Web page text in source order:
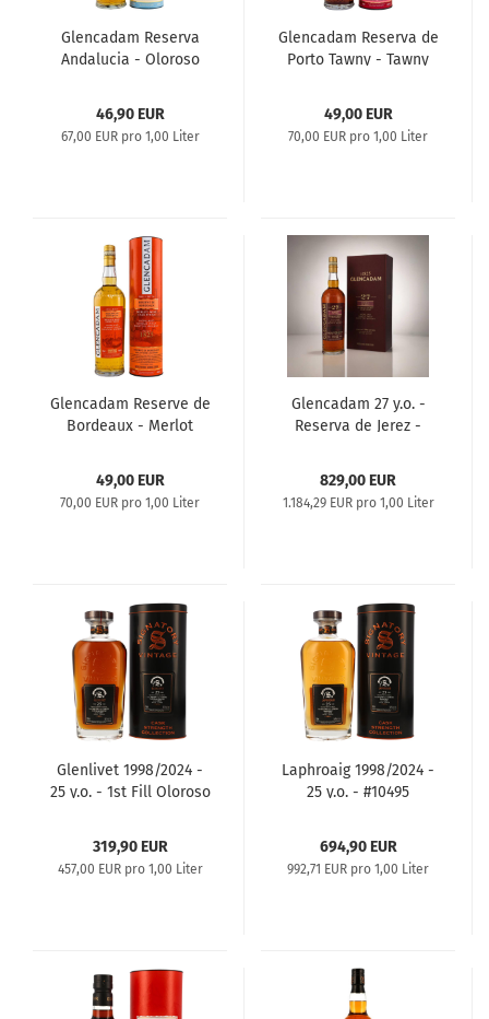
Glencadam Reserva
Andalucia - Oloroso
46,90 EUR
67,00 EUR pro 1,00 Liter
Glencadam Reserva de
Porto Tawny - Tawny
49,00 EUR
70,00 EUR pro 1,00 Liter
Glencadam Reserve de
Bordeaux - Merlot
49,00 EUR
70,00 EUR pro 1,00 Liter
Glencadam 27 y.o. -
Reserva de Jerez -
829,00 EUR
1.184,29 EUR pro 1,00 Liter
Glenlivet 1998/2024 -
25 y.o. - 1st Fill Oloroso
319,90 EUR
457,00 EUR pro 1,00 Liter
Laphroaig 1998/2024 -
25 y.o. - #10495
694,90 EUR
992,71 EUR pro 1,00 Liter